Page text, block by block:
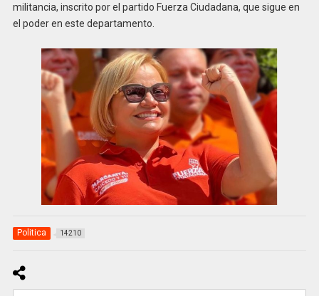
militancia, inscrito por el partido Fuerza Ciudadana, que sigue en
el poder en este departamento.
Politica 14210